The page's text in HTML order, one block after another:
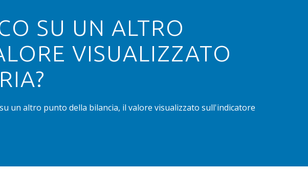
SU UN ALTRO
VISUALIZZATO
un altro punto della bilancia, il valore visualizzato sull'indicatore